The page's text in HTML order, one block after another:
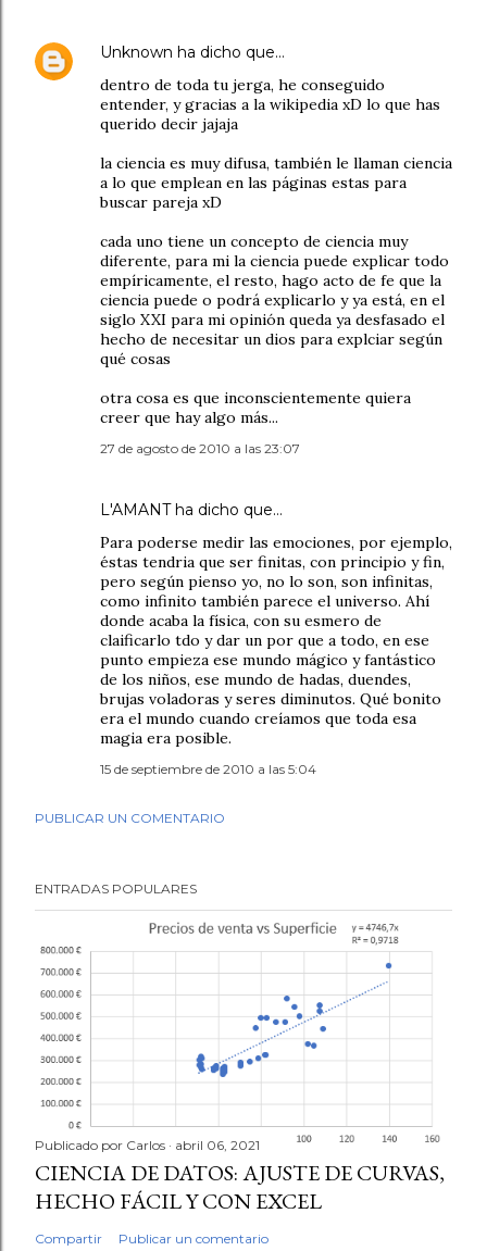
Unknown ha dicho que…
dentro de toda tu jerga, he conseguido
entender, y gracias a la wikipedia xD lo que has
querido decir jajaja
la ciencia es muy difusa, también le llaman ciencia
a lo que emplean en las páginas estas para
buscar pareja xD
cada uno tiene un concepto de ciencia muy
diferente, para mi la ciencia puede explicar todo
empíricamente, el resto, hago acto de fe que la
ciencia puede o podrá explicarlo y ya está, en el
siglo XXI para mi opinión queda ya desfasado el
hecho de necesitar un dios para explciar según
qué cosas
otra cosa es que inconscientemente quiera
creer que hay algo más...
27 de agosto de 2010 a las 23:07
L'AMANTha dicho que…
Para poderse medir las emociones, por ejemplo,
éstas tendria que ser finitas, con principio y fin,
pero según pienso yo, no lo son, son infinitas,
como infinito también parece el universo. Ahí
donde acaba la física, con su esmero de
claificarlo tdo y dar un por que a todo, en ese
punto empieza ese mundo mágico y fantástico
de los niños, ese mundo de hadas, duendes,
brujas voladoras y seres diminutos. Qué bonito
era el mundo cuando creíamos que toda esa
magia era posible.
15 de septiembre de 2010 a las 5:04
PUBLICAR UN COMENTARIO
ENTRADAS POPULARES
Publicado por Carlos abril 06, 2021
CIENCIA DE DATOS: AJUSTE DE CURVAS,
HECHO FÁCIL Y CON EXCEL
Compartir Publicar un comentario